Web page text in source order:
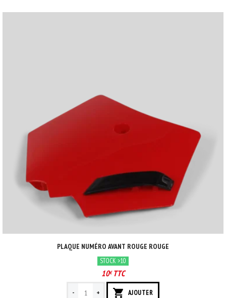
PLAQUE NUMÉRO AVANT ROUGE ROUGE
STOCK >10
10€TTC
- + AJOUTER